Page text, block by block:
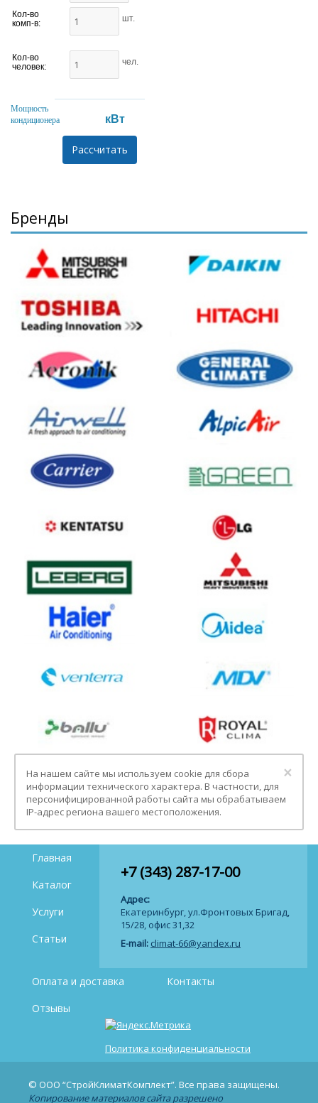
Кол-во
комп-в:
шт.
Кол-во
человек:
чел.
Мощность
кондиционера
кВт
Бренды
×
На нашем сайте мы используем cookie для сбора
информации технического характера. В частности, для
персонифицированной работы сайта мы обрабатываем
IP-адрес региона вашего местоположения.
+7 (343) 287-17-00
Адрес:
Екатеринбург, ул.Фронтовых Бригад,
15/28, офис 31,32
E-mail: climat-66@yandex.ru
Главная
Каталог
Услуги
Статьи
Оплата и доставка
Контакты
Отзывы
Политика конфиденциальности
© ООО “СтройКлиматКомплект”. Все права защищены.
Копирование материалов сайта разрешено